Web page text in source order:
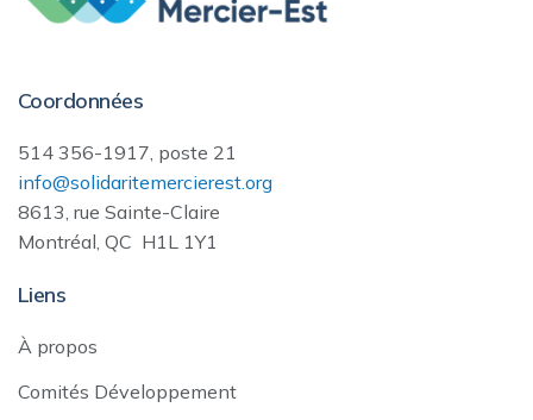
Coordonnées
514 356-1917, poste 21
info@solidaritemercierest.org
8613, rue Sainte-Claire
Montréal, QC H1L 1Y1
Liens
À propos
Comités Développement